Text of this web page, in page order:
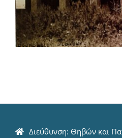
Διεύθυνση: Θηβών και